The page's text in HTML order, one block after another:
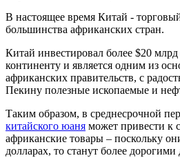
В настоящее время Китай -
большинства африканских стран.
Китай инвестировал более $20
континенту и является одним из
африканских правительств, с
Пекину полезные ископаемые и
Таким образом, в среднесрочной
китайского юаня может привести к
африканские товары – поскольку
долларах, то станут более дорогими